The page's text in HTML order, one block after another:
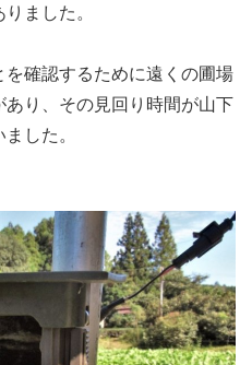
ました。
確認するために遠くの圃場
り、その見回り時間が山下
した。